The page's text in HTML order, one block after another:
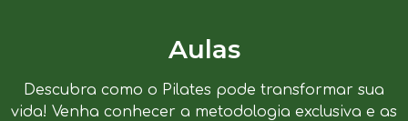
Aulas
Descubra como o Pilates pode transformar sua
vida! Venha conhecer a metodologia exclusiva e as